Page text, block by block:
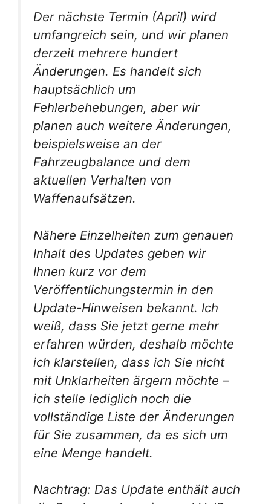
Der nächste Termin (April) wird
umfangreich sein, und wir planen
derzeit mehrere hundert
Änderungen. Es handelt sich
hauptsächlich um
Fehlerbehebungen, aber wir
planen auch weitere Änderungen,
beispielsweise an der
Fahrzeugbalance und dem
aktuellen Verhalten von
Waffenaufsätzen.
Nähere Einzelheiten zum genauen
Inhalt des Updates geben wir
Ihnen kurz vor dem
Veröffentlichungstermin in den
Update-Hinweisen bekannt. Ich
weiß, dass Sie jetzt gerne mehr
erfahren würden, deshalb möchte
ich klarstellen, dass ich Sie nicht
mit Unklarheiten ärgern möchte –
ich stelle lediglich noch die
vollständige Liste der Änderungen
für Sie zusammen, da es sich um
eine Menge handelt.
Nachtrag: Das Update enthält auch